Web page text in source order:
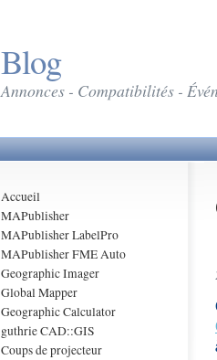
Blog
Annonces - Compatibilités -
Accueil
MAPublisher
MAPublisher LabelPro
MAPublisher FME Auto
Geographic Imager
Global Mapper
Geographic Calculator
guthrie CAD::GIS
Coups de projecteur